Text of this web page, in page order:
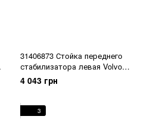
31406873 Стойка переднего
стабилизатора левая Volvo
XC90 (16-) / XC60 (18-) / V90 CC
(17-) / V90 (17-) / V60 CC (19-) /
4 043 грн
3